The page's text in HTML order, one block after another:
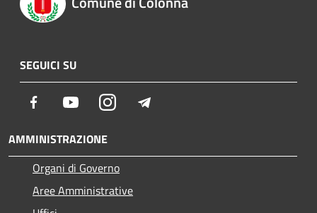
SEGUICI SU
Facebook YoutubeInstagram
AMMINISTRAZIONE
Organi di Governo
Aree Amministrative